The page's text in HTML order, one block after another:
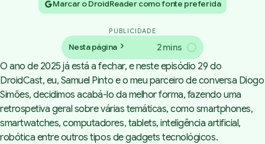
Marcar o DroidReader como fonte preferida
PUBLICIDADE
Nesta página 2 mins
O ano de 2025 já está a fechar, e neste episódio 29 do
DroidCast, eu, Samuel Pinto e o meu parceiro de conversa Diogo
Simões, decidimos acabá-lo da melhor forma, fazendo uma
retrospetiva geral sobre várias temáticas, como smartphones,
smartwatches, computadores, tablets, inteligência artificial,
robótica entre outros tipos de gadgets tecnológicos.